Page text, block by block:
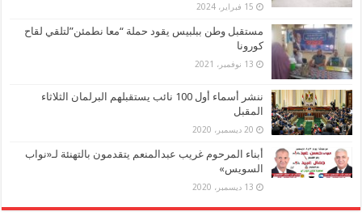
15 فبراير، 2024
مستقبل وطن ببلبيس يقود حملة “معا نطمئن”لتلقي لقاح
كورونا
13 نوفمبر، 2021
ننشر أسماء أول 100 نائب يستقبلهم البرلمان الثلاثاء
المقبل
20 ديسمبر، 2020
أبناء المرحوم غريب عبدالمنعم يتقدمون بالتهنئة لـ«نواب
السويس»
13 ديسمبر، 2020